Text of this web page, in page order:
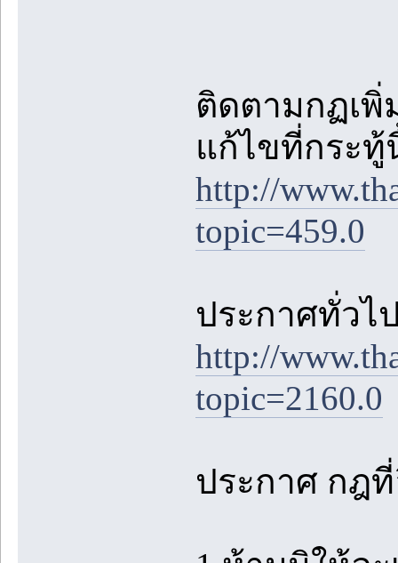
ติดตามกฏเพิ่
แก้ไขที่กระ
http://
topic=459.0
ประกาศทั่ว
http://
topic=2160.0
ประกาศ กฎ